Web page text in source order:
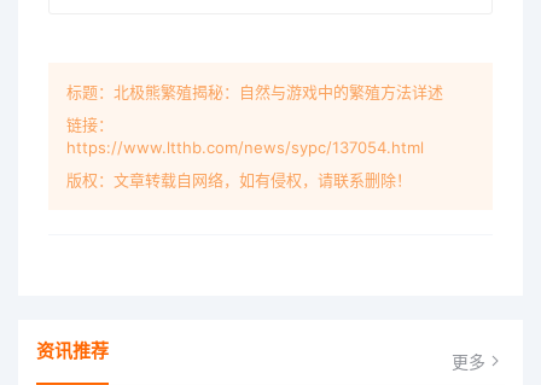
标题：北极熊繁殖揭秘：自然与游戏中的繁殖方法详述
链接：
https://www.ltthb.com/news/sypc/137054.html
版权：文章转载自网络，如有侵权，请联系删除！
资讯推荐 更多